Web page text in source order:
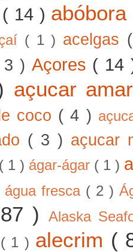
( 14 )
( 1 ) acelgas
3 ) Açores (
açucar
coco ( 4 )
( 3 ) açucar
( 1 ) ágar-ágar ( 1 )
água fresca ( 2 )
)
Alaska
( 1 ) alecrim (